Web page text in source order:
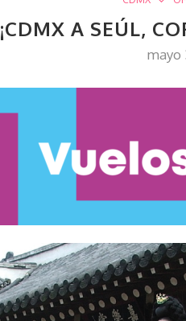
¡CDMX A SEÚL,
mayo